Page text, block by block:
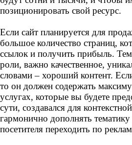
позиционировать свой ресурс.
Если сайт планируется для
большое количество страниц,
ссылок и получить прибыль.
роли, важно качественное,
словами – хороший контент.
то он должен содержать
услугах, которые вы будете
сути, создавался для
гармонично дополнять
посетителя переходить по